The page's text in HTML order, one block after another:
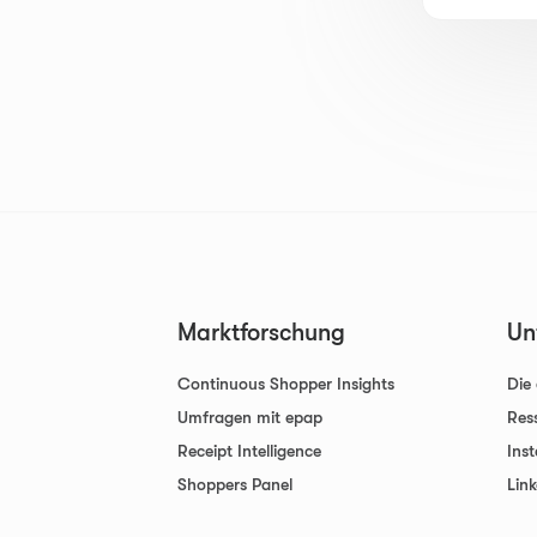
Marktforschung
Continuous Shopper Insights
Umfragen mit epap
Receipt Intelligence
Shoppers Panel
Die